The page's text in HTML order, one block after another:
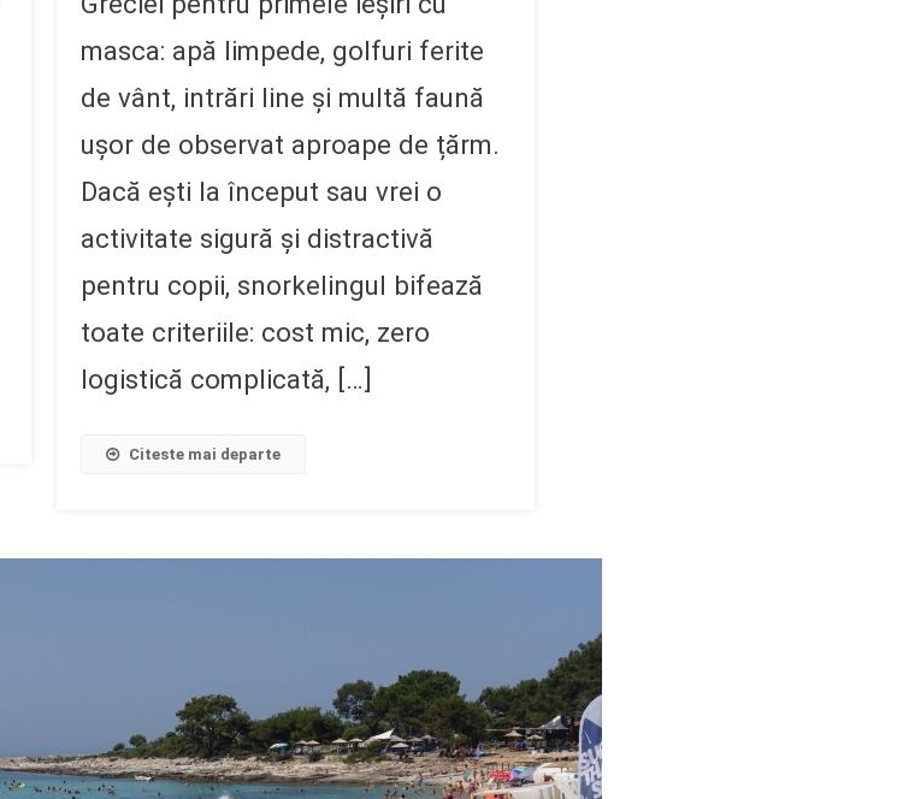
masca: apă limpede, golfuri ferite
de vânt, intrări line și multă faună
ușor de observat aproape de țărm.
Dacă ești la început sau vrei o
activitate sigură și distractivă
pentru copii, snorkelingul bifează
toate criteriile: cost mic, zero
logistică complicată, […]
Citeste mai departe